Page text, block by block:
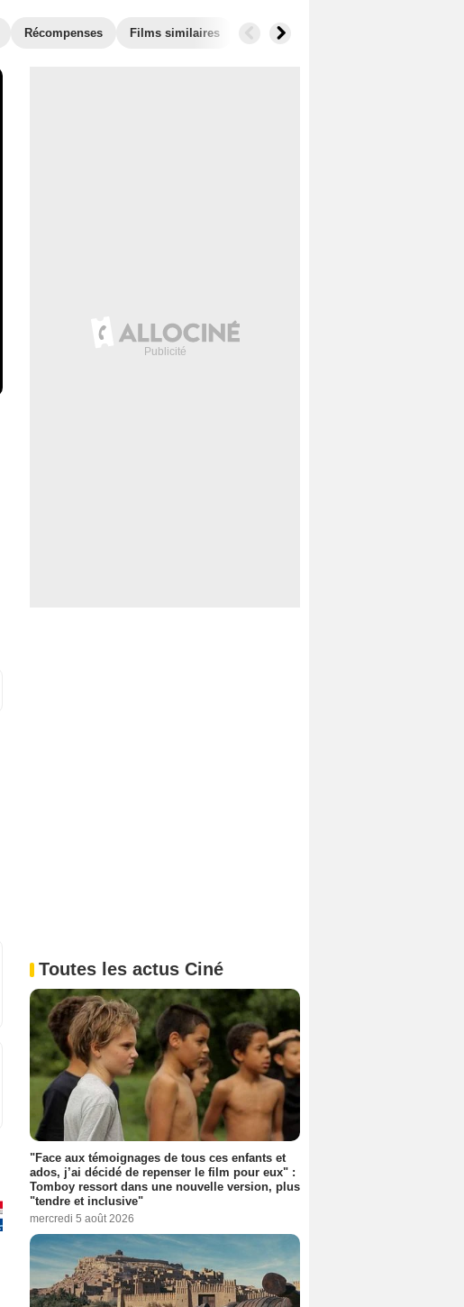
Récompenses Films similaires
Toutes les actus Ciné
"Face aux témoignages de tous ces enfants et
ados, j’ai décidé de repenser le film pour eux" :
Tomboy ressort dans une nouvelle version, plus
"tendre et inclusive"
mercredi 5 août 2026